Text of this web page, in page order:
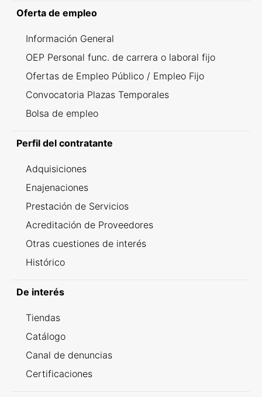
Oferta de empleo
Información General
OEP Personal func. de carrera o laboral fijo
Ofertas de Empleo Público / Empleo Fijo
Convocatoria Plazas Temporales
Bolsa de empleo
Perfil del contratante
Adquisiciones
Enajenaciones
Prestación de Servicios
Acreditación de Proveedores
Otras cuestiones de interés
Histórico
De interés
Tiendas
Catálogo
Canal de denuncias
Certificaciones